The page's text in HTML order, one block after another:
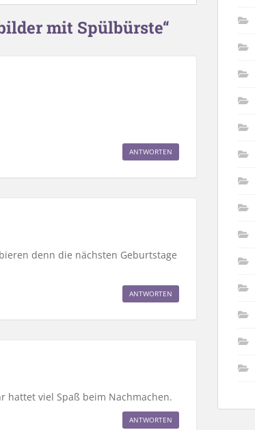
mit Spülbürste“
ANTWORTEN
denn die nächsten Geburtstage
ANTWORTEN
hattet viel Spaß beim Nachmachen.
ANTWORTEN